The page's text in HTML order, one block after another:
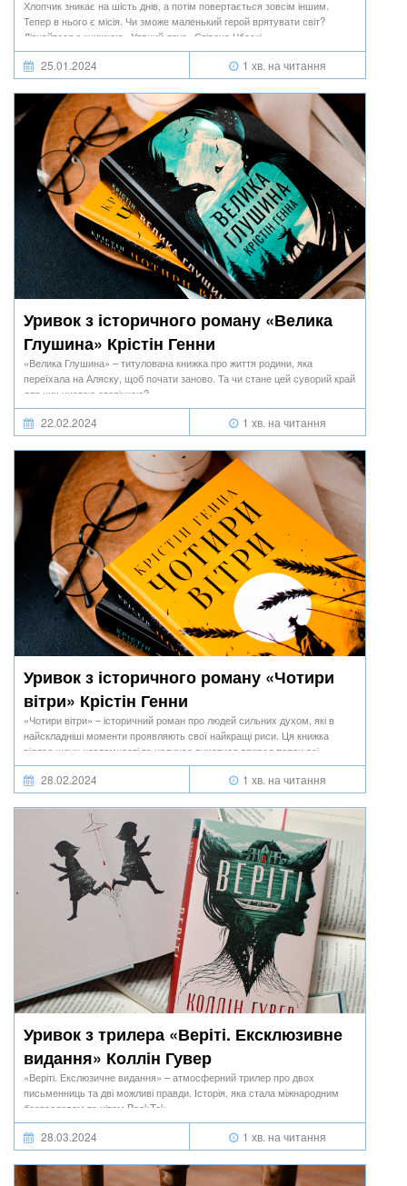
Хлопчик зникає на шість днів, а потім повертається зовсім іншим.
Тепер в нього є місія. Чи зможе маленький герой врятувати світ?
Дізнайтеся з книжкою «Уявний друг» Стівена Чбоскі.
25.01.2024 1 хв. на читання
Уривок з історичного роману «Велика
Глушина» Крістін Генни
«Велика Глушина» – титулована книжка про життя родини, яка
переїхала на Аляску, щоб почати заново. Та чи стане цей суворий край
для них чистою сторінкою?
22.02.2024 1 хв. на читання
Уривок з історичного роману «Чотири
вітри» Крістін Генни
«Чотири вітри» – історичний роман про людей сильних духом, які в
найскладніші моменти проявляють свої найкращі риси. Ця книжка
віддає шану незламності та надихає рухатися вперед попри всі
перешкоди.
28.02.2024 1 хв. на читання
Уривок з трилера «Веріті. Ексклюзивне
видання» Коллін Гувер
«Веріті. Екслюзичне видання» – атмосферний трилер про двох
письменниць та дві можливі правди. Історія, яка стала міжнародним
бестселером та хітом BookTok.
28.03.2024 1 хв. на читання